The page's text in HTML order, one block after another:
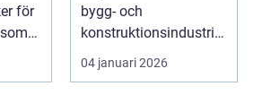
för
bygg- och
konstruktionsindustrin.
Den anv&...
04 januari 2026